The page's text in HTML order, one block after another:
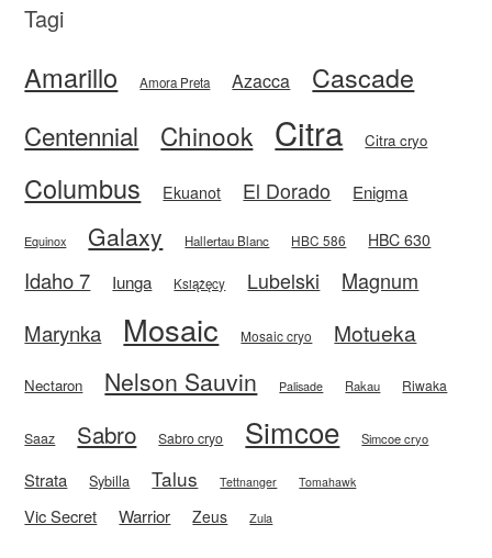
Tagi
Amarillo Amora Preta Azacca Cascade
Centennial Chinook Citra Citra cryo
Columbus Ekuanot El Dorado Enigma
Equinox Galaxy Hallertau Blanc HBC 586 HBC 630
Idaho 7 Iunga Książęcy Lubelski
Magnum
Marynka
Mosaic Mosaic cryo Motueka
Nectaron Nelson Sauvin Palisade Rakau Riwaka
Saaz Sabro Sabro cryo Simcoe Simcoe cryo
Strata Sybilla Talus Tettnanger Tomahawk
Vic Secret Warrior Zeus Zula